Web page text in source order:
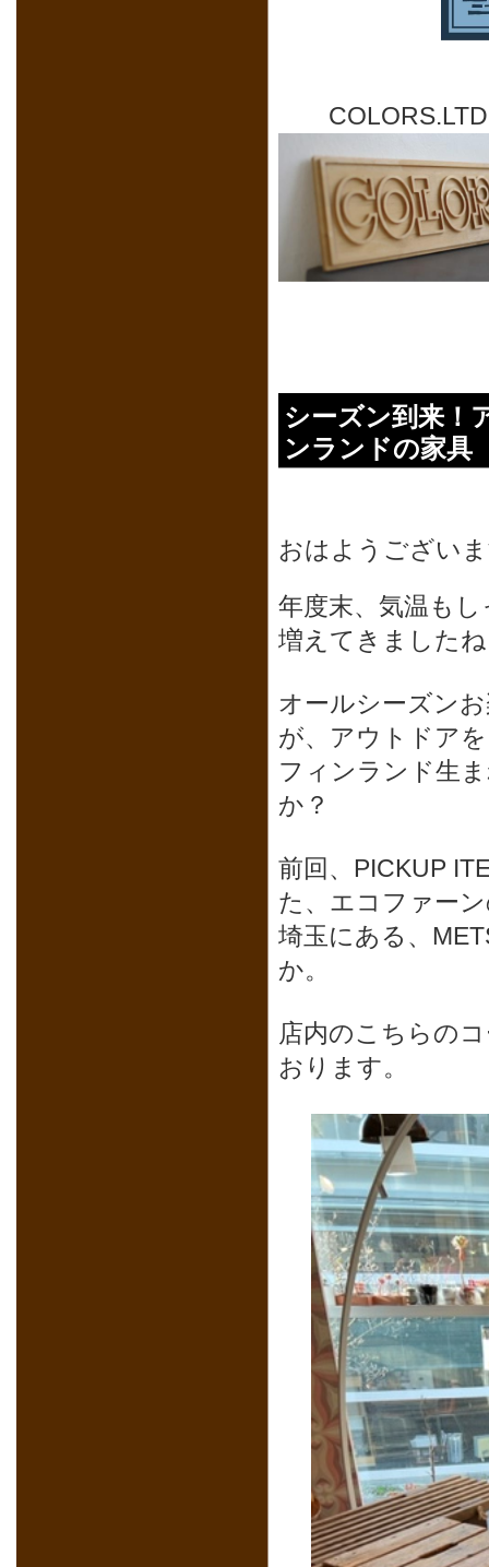
COLORS.LTD
シーズン到来！
ンランドの家具
おはようござい
年度末、気温も
増えてきました
オールシーズン
が、アウトドア
フィンランド生
か？
前回、 PICKUP
た、エコファー
埼玉にある、
か。
店内のこちらの
おります。